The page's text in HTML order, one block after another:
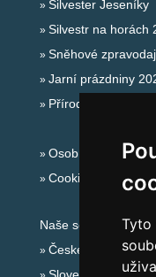
Tyto
Silvester Jeseníky
Silvestr na horách
Sněhové
Jarní prázdniny
Přírodní koupaliště
Osobní údaje
Cookies
Naše servery:
České hory